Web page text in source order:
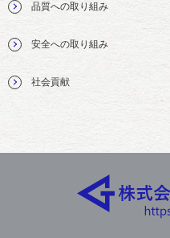
品質への取り組み
安全への取り組み
社会貢献